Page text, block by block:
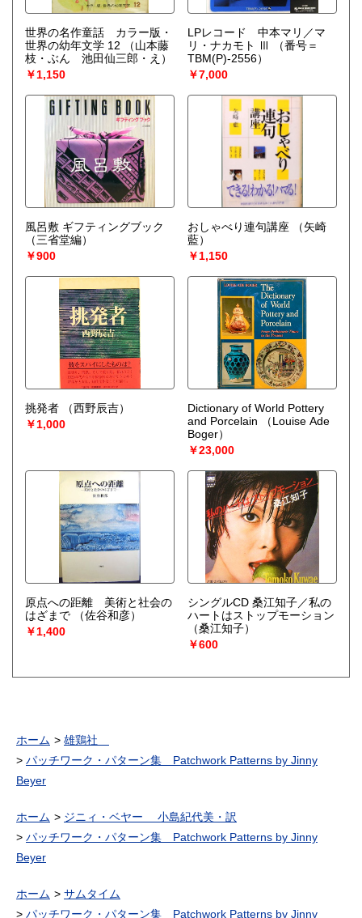
世界の名作童話 カラー版・
世界の幼年文学 12
（山本藤
枝・ぶん 池田仙三郎・え）
￥1,150
LPレコード 中本マリ／マ
リ・ナカモト Ⅲ
（番号＝
TBM(P)-2556）
￥7,000
風呂敷 ギフティングブック
（三省堂編）
￥900
おしゃべり連句講座
（矢崎
藍）
￥1,150
挑発者
（西野辰吉）
￥1,000
Dictionary of World Pottery
and Porcelain
（Louise Ade
Boger）
￥23,000
原点への距離 美術と社会の
はざまで
（佐谷和彦）
￥1,400
シングルCD 桑江知子／私の
ハートはストップモーション
（桑江知子）
￥600
ホーム
雄鶏社
パッチワーク・パターン集 Patchwork Patterns by Jinny
Beyer
ホーム
ジニィ・ベヤー 小島紀代美・訳
パッチワーク・パターン集 Patchwork Patterns by Jinny
Beyer
ホーム
サムタイム
パッチワーク・パターン集 Patchwork Patterns by Jinny